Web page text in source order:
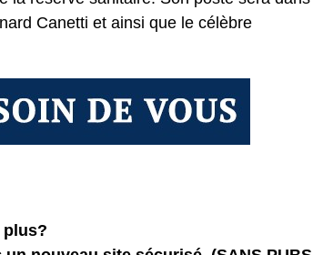
Canetti et ainsi que le célèbre
plus?